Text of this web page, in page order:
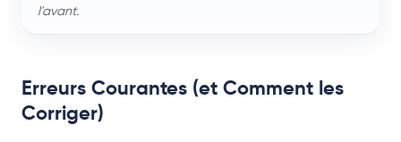
l'avant.
Erreurs Courantes (et Comment les
Corriger)